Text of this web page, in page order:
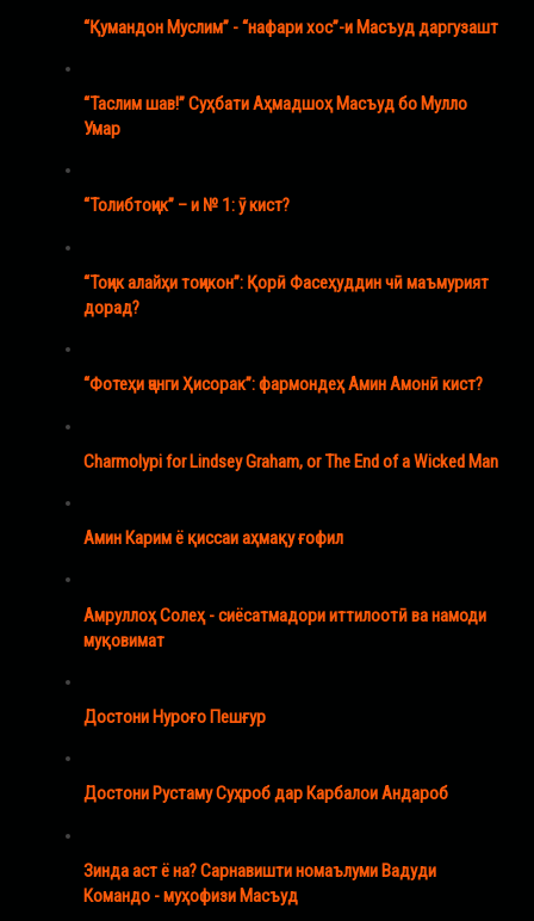
“Қумандон Муслим” - “нафари хос”-и Масъуд даргузашт
“Таслим шав!” Суҳбати Аҳмадшоҳ Масъуд бо Мулло
Умар
“Толибтоҷик” – и № 1: ӯ кист?
“Тоҷик алайҳи тоҷикон”: Қорӣ Фасеҳуддин чӣ маъмурият
дорад?
“Фотеҳи ҷанги Ҳисорак”: фармондеҳ Амин Амонӣ кист?
Charmolypi for Lindsey Graham, or The End of a Wicked Man
Амин Карим ё қиссаи аҳмақу ғофил
Амруллоҳ Солеҳ - сиёсатмадори иттилоотӣ ва намоди
муқовимат
Достони Нуроғо Пешғур
Достони Рустаму Суҳроб дар Карбалои Андароб
Зинда аст ё на? Сарнавишти номаълуми Вадуди
Командо - муҳофизи Масъуд